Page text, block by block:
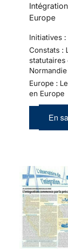
Intégration
Europe
Initiatives
Constats :
statutaires
Normandie
Europe :
en Europe
En